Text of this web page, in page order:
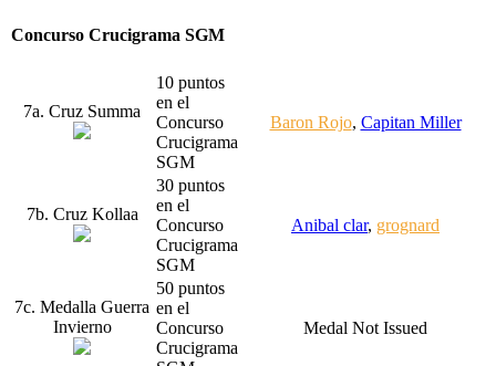
Concurso Crucigrama SGM
7a. Cruz Summa
10 puntos
en el
Concurso
Crucigrama
SGM
Baron Rojo, Capitan Miller
7b. Cruz Kollaa
30 puntos
en el
Concurso
Crucigrama
SGM
Anibal clar, grognard
7c. Medalla Guerra
Invierno
50 puntos
en el
Concurso
Crucigrama
Medal Not Issued